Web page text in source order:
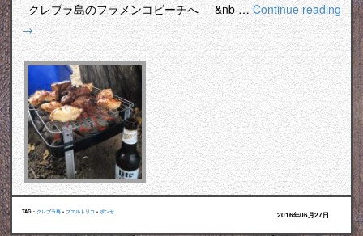
クレブラ島のフラメンコビーチへ &nb …Continue reading
→
TAG : クレブラ島 • プエルトリコ • ポンセ 2016年06月27日